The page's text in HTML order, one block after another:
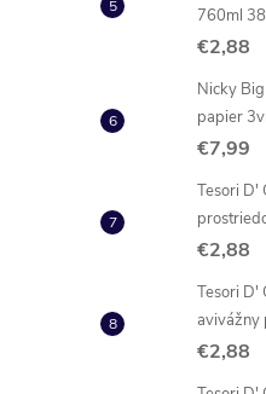
760ml
€2,88
Nicky
papier
€7,99
Tesori D'
€2,88
Tesori D'
avivážny
€2,88
8718951426245